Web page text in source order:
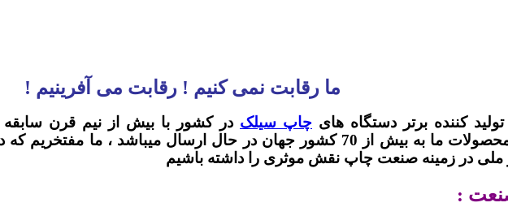
ما رقابت نمی کنیم ! رقابت می آفرینیم !
کننده برتر دستگاه های چاپ سیلک در کشور با بیش از نیم قرن سابقه
میباشد.لازم به توضیح است محصولات ما به بیش از 70 کشور جهان در حال
ملی در زمینه صنعت چاپ نقش موثری را داشته باشیم
: